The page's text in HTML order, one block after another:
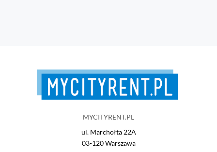
MYCITYRENT.PL
ul. Marchołta 22A
03-120 Warszawa